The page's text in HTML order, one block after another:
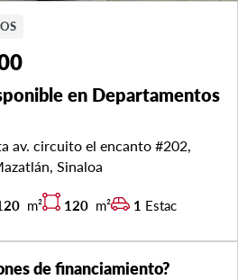
en Departamentos
av. circuito el encanto #202,
Sinaloa
m² 120 m² 1 Estac
de financiamiento?